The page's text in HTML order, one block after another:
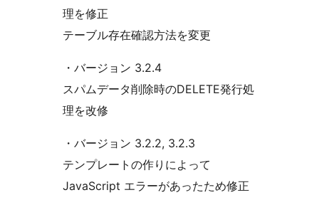
理を修正
テーブル存在確認方法を変更
・バージョン 3.2.4
スパムデータ削除時のDELETE発行処
理を改修
・バージョン 3.2.2, 3.2.3
テンプレートの作りによって
JavaScript エラーがあったため修正